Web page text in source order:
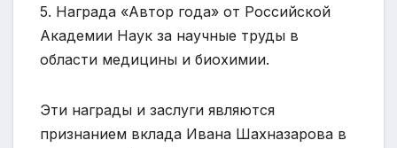
5. Награда «Автор года» от Российской
Академии Наук за научные труды в
области медицины и биохимии.
Эти награды и заслуги являются
признанием вклада Ивана Шахназарова в